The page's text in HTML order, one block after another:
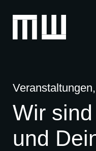
Leistungen
Über uns
Wir
und